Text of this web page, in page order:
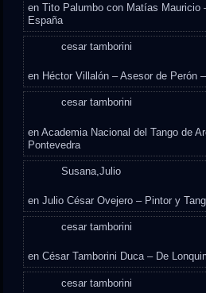
enTito Palumbo con Matías Mauricio
España
cesar tamborini
en Héctor Villalón – Asesor de Perón
cesar tamborini
enAcademia Nacional del Tango de
Pontevedra
Susana,Julio
enJulio César Ovejero – Pintor y
cesar tamborini
enCésar Tamborini Duca – De
cesar tamborini